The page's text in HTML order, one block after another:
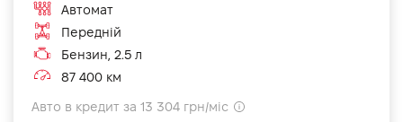
Автомат
Передній
Бензин, 2.5 л
87 400 км
Авто в кредит за 13 304 грн/міс